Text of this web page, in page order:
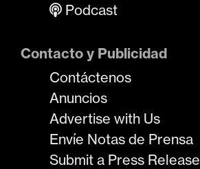
Podcast
Contacto y Publicidad
Contáctenos
Anuncios
Advertise with Us
Envíe Notas de Prensa
Submit a Press Release